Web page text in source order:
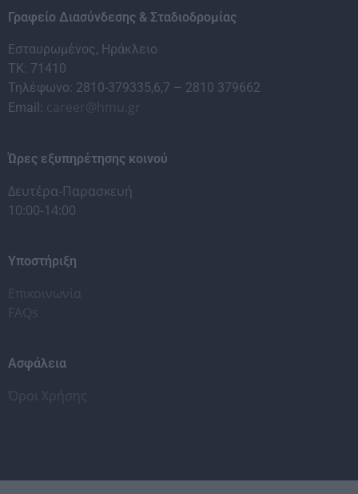
Γραφείο Διασύνδεσης & Σταδιοδρομίας
Εσταυρωμένος, Ηράκλειο
ΤΚ: 71410
Τηλέφωνο: 2810-379335,6,7 – 2810 379662
Email: career@hmu.gr
Ώρες εξυπηρέτησης κοινού
Δευτέρα-Παρασκευή
10:00-14:00
Υποστήριξη
Επικοινωνία
FAQs
Ασφάλεια
Όροι Χρήσης